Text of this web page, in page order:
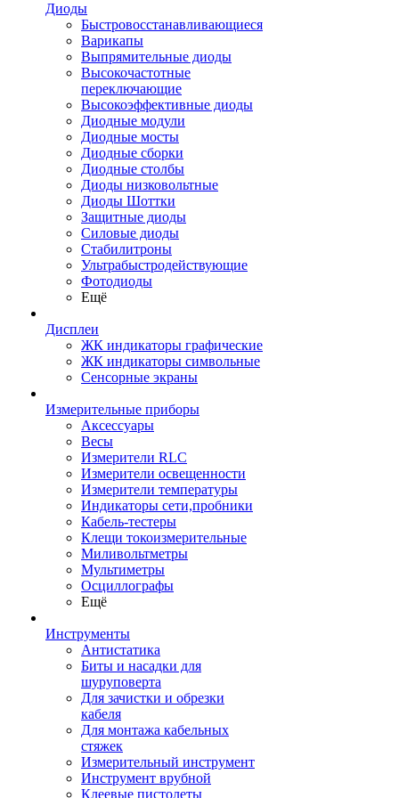
Диоды
Быстровосстанавливающиеся
Варикапы
Выпрямительные диоды
Высокочастотные
переключающие
Высокоэффективные диоды
Диодные модули
Диодные мосты
Диодные сборки
Диодные столбы
Диоды низковольтные
Диоды Шоттки
Защитные диоды
Силовые диоды
Стабилитроны
Ультрабыстродействующие
Фотодиоды
Ещё
Дисплеи
ЖК индикаторы графические
ЖК индикаторы символьные
Сенсорные экраны
Измерительные приборы
Аксессуары
Весы
Измерители RLC
Измерители освещенности
Измерители температуры
Индикаторы сети,пробники
Кабель-тестеры
Клещи токоизмерительные
Миливольтметры
Мультиметры
Осциллографы
Ещё
Инструменты
Антистатика
Биты и насадки для
шуруповерта
Для зачистки и обрезки
кабеля
Для монтажа кабельных
стяжек
Измерительный инструмент
Инструмент врубной
Клеевые пистолеты